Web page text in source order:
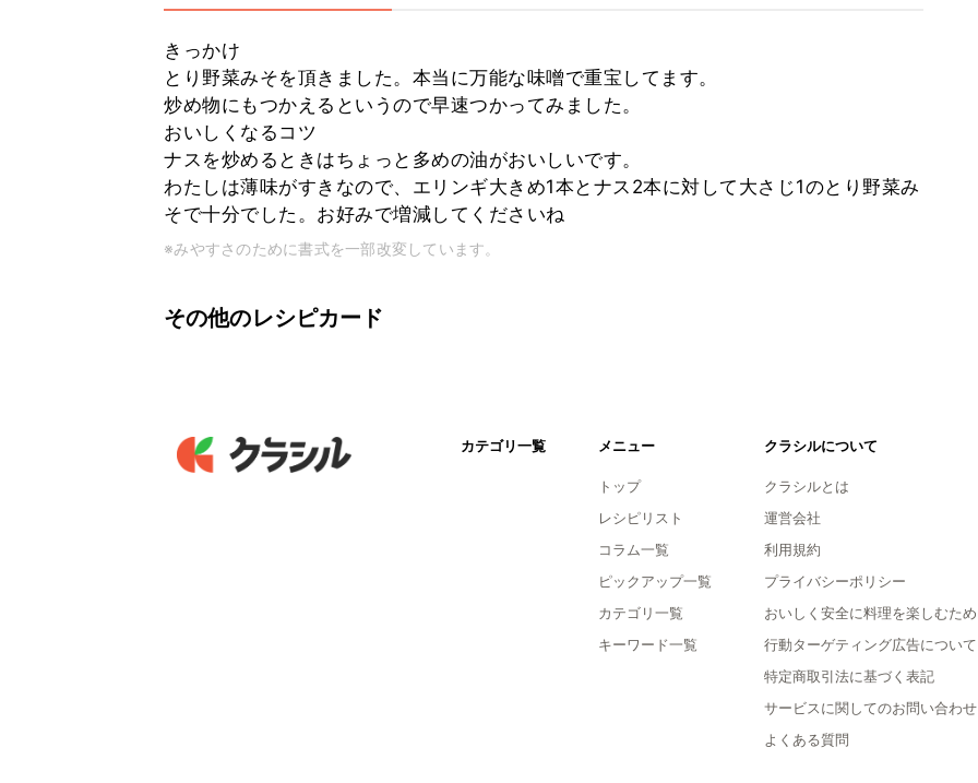
きっかけ
とり野菜みそを頂きました。本当に万能な味噌で重宝してます。
炒め物にもつかえるというので早速つかってみました。
おいしくなるコツ
ナスを炒めるときはちょっと多めの油がおいしいです。
わたしは薄味がすきなので、エリンギ大きめ1本とナス2本に対して大さじ1のとり野菜み
そで十分でした。お好みで増減してくださいね
※みやすさのために書式を一部改変しています。
その他のレシピカード
カテゴリ一覧 メニュー
トップ
レシピリスト
コラム一覧
ピックアップ一覧
カテゴリ一覧
キーワード一覧
クラシルについて
クラシルとは
運営会社
利用規約
プライバシーポリシー
おいしく安全に料理を楽しむため
行動ターゲティング広告について
特定商取引法に基づく表記
サービスに関してのお問い合わせ
よくある質問